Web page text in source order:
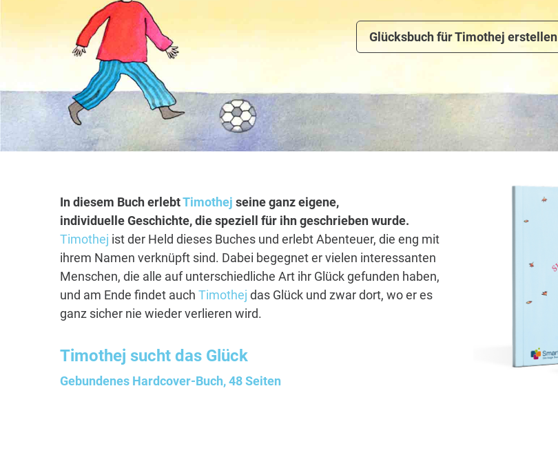
Glücksbuch für Timothej erstellen
In diesem Buch erlebtTimothej seine ganz eigene,
individuelle Geschichte, die speziell für ihn geschrieben wurde.
Timothej ist der Held dieses Buches und erlebt Abenteuer, die eng mit
ihrem Namen verknüpft sind. Dabei begegnet er vielen interessanten
Menschen, die alle auf unterschiedliche Art ihr Glück gefunden haben,
und am Ende findet auch Timothej das Glück und zwar dort, wo er es
ganz sicher nie wieder verlieren wird.
Timothej sucht das Glück
Gebundenes Hardcover-Buch, 48 Seiten